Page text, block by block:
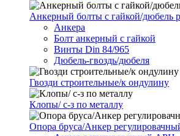
Анкерный болты с гайкой/дюбель
Анкера
Болт анкерный с гайкой
Винты Din 84/965
Дюбель-гвоздь/дюбеля
Гвозди строительные/к ондулину
Клопы/ с-з по металлу
Опора бруса/Анкер